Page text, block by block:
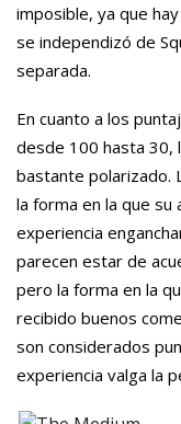
imposible, ya que
se independizó de
separada.
En cuanto a los
desde 100 hasta 30,
bastante polarizado.
la forma en la que
experiencia
parecen estar de
pero la forma en la
recibido buenos
son considerados
experiencia valga la